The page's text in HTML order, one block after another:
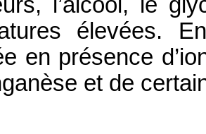
élevées.
en présence
et de